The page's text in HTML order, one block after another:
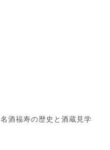
名酒福寿の歴史と酒蔵見学